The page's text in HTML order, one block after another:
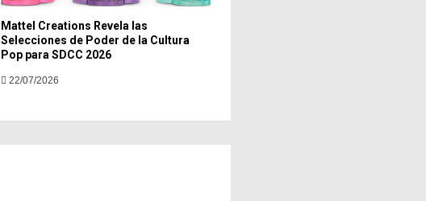
Mattel Creations Revela las
Selecciones de Poder de la Cultura
Pop para SDCC 2026
22/07/2026